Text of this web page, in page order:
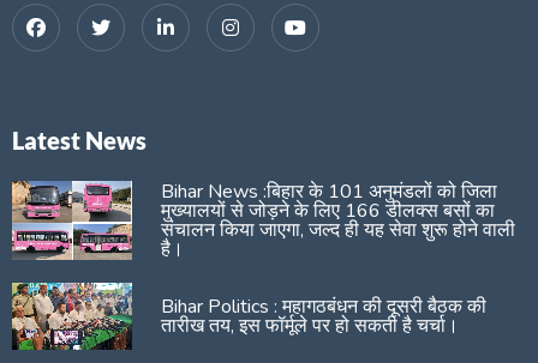
Latest News
Bihar News :बिहार के 101 अनुमंडलों को जिला
मुख्यालयों से जोड़ने के लिए 166 डीलक्स बसों का
संचालन किया जाएगा, जल्द ही यह सेवा शुरू होने वाली
है।
Bihar Politics : महागठबंधन की दूसरी बैठक की
तारीख तय, इस फॉर्मूले पर हो सकती है चर्चा।